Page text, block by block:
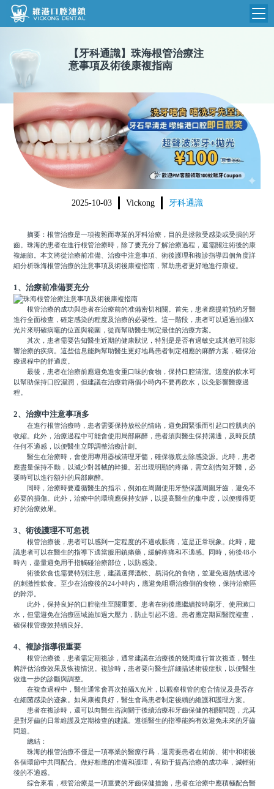
維港首頁
品牌介紹
環境設備
醫院新聞
收費標準
N
收費總表
植牙收費
根管收費
美學收費
箍牙收費
醫生團隊
門診時間
【 牙科通識】 珠海根管治療注
意事項及術後康複指南
2025-10-03 Vickong 牙科通識
摘要：根管治療是一項複雜而專業的牙科治療，目的是拯救受感染或受損的牙
齒。珠海的患者在進行根管治療時，除了要充分了解治療過程，還需關注術後的康
複細節。本文將從治療前准備、治療中注意事項、術後護理和複診指導四個角度詳
細分析珠海根管治療的注意事項及術後康複指南，幫助患者更好地進行康複。
1、治療前准備要充分
根管治療的成功與患者在治療前的准備密切相關。首先，患者應提前預約牙醫
進行全面檢查，確定感染的程度及治療的必要性。這一階段，患者可以通過拍攝X
光片來明確病竈的位置與範圍，從而幫助醫生制定最佳的治療方案。
其次，患者需要告知醫生近期的健康狀況，特別是是否有過敏史或其他可能影
響治療的疾病。這些信息能夠幫助醫生更好地爲患者制定相應的麻醉方案，確保治
療過程中的舒適度。
最後，患者在治療前應避免進食重口味的食物，保持口腔清潔。適度的飲水可
以幫助保持口腔濕潤，但建議在治療前兩個小時內不要再飲水，以免影響醫療過
程。
2、治療中注意事項多
在進行根管治療時，患者需要保持放松的情緒，避免因緊張而引起口腔肌肉的
收縮。此外，治療過程中可能會使用局部麻醉，患者須與醫生保持溝通，及時反饋
任何不適感，以便醫生立即調整治療計劃。
醫生在治療時，會使用專用器械清理牙髓，確保徹底去除感染源。此時，患者
應盡量保持不動，以減少對器械的幹擾。若出現明顯的疼痛，需立刻告知牙醫，必
要時可以進行額外的局部麻醉。
同時，治療時要遵循醫生的指示，例如在周圍使用牙墊保護周圍牙齒，避免不
必要的損傷。此外，治療中的環境應保持安靜，以提高醫生的集中度，以便獲得更
好的治療效果。
3、術後護理不可忽視
根管治療後，患者可以感到一定程度的不適或脹痛，這是正常現象。此時，建
議患者可以在醫生的指導下適當服用鎮痛藥，緩解疼痛和不適感。同時，術後48小
時內，盡量避免用手指觸碰治療部位，以防感染。
術後飲食也需要特別注意，建議選擇溫軟、易消化的食物，並避免過熱或過冷
的刺激性飲食。至少在治療後的24小時內，應避免咀嚼治療側的食物，保持治療區
的幹淨。
此外，保持良好的口腔衛生至關重要。患者在術後應繼續按時刷牙、使用漱口
水，但需避免在治療區域施加過大壓力，防止引起不適。患者應定期回醫院複查，
確保根管療效持續良好。
4、複診指導很重要
根管治療後，患者需定期複診，通常建議在治療後的幾周進行首次複查，醫生
將評估治療效果及恢複情況。複診時，患者要向醫生詳細描述術後症狀，以便醫生
做進一步的診斷與調整。
在複查過程中，醫生通常會再次拍攝X光片，以觀察根管的愈合情況及是否存
在細菌感染的迹象。如果康複良好，醫生會爲患者制定後續的維護和護理方案。
患者在複診時，還可以向醫生咨詢關于後續治療和牙齒保健的相關問題，尤其
是對牙齒的日常維護及定期檢查的建議。遵循醫生的指導能夠有效避免未來的牙齒
問題。
總結：
珠海的根管治療不僅是一項專業的醫療行爲，還需要患者在術前、術中和術後
各個環節中共同配合。做好相應的准備和護理，有助于提高治療的成功率，減輕術
後的不適感。
綜合來看，根管治療是一項重要的牙齒保健措施，患者在治療中應積極配合醫